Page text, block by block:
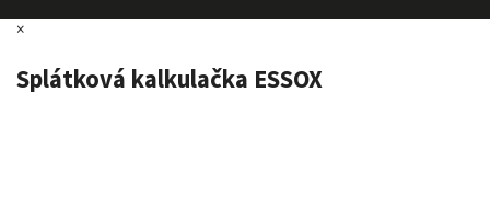
×
Splátková kalkulačka ESSOX